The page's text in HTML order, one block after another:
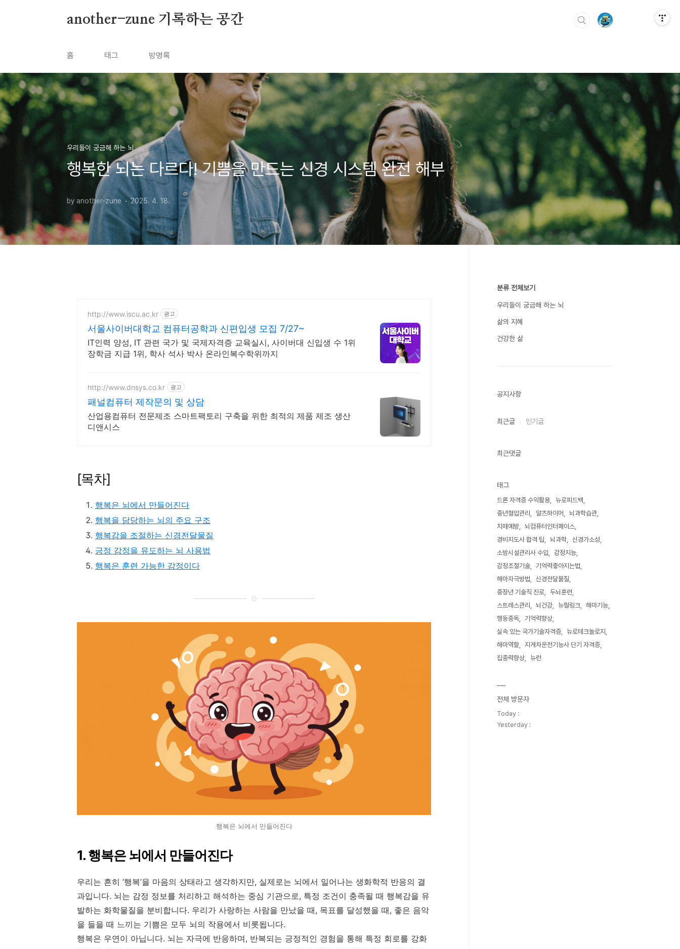
another-zune 기록하는 공간
홈 태그 방명록
우리들이 궁금해 하는 뇌
행복한 뇌는 다르다! 기쁨을 만드는 신경 시스템 완전 해부
by another-zune 2025. 4. 18.
http://www.iscu.ac.kr 광고
서울사이버대학교 컴퓨터공학과 신편입생 모집 7/27~
IT인력 양성, IT 관련 국가 및 국제자격증 교육실시, 사이버대 신입생 수 1위
장학금 지급 1위, 학사 석사 박사 온라인복수학위까지
http://www.dnsys.co.kr 광고
패널컴퓨터 제작문의 및 상담
산업용컴퓨터 전문제조 스마트팩토리 구축을 위한 최적의 제품 제조 생산
디앤시스
[목차]
행복은 뇌에서 만들어진다
행복을 담당하는 뇌의 주요 구조
행복감을 조절하는 신경전달물질
긍정 감정을 유도하는 뇌 사용법
행복은 훈련 가능한 감정이다
행복은 뇌에서 만들어진다
1. 행복은 뇌에서 만들어진다
우리는 흔히 ‘행복’을 마음의 상태라고 생각하지만, 실제로는 뇌에서 일어나는 생화학적 반응의 결
과입니다. 뇌는 감정 정보를 처리하고 해석하는 중심 기관으로, 특정 조건이 충족될 때 행복감을 유
발하는 화학물질을 분비합니다. 우리가 사랑하는 사람을 만났을 때, 목표를 달성했을 때, 좋은 음악
을 들을 때 느끼는 기쁨은 모두 뇌의 작용에서 비롯됩니다.
행복은 우연이 아닙니다. 뇌는 자극에 반응하며, 반복되는 긍정적인 경험을 통해 특정 회로를 강화
분류 전체보기
우리들이 궁금해 하는 뇌
삶의 지혜
건강한 삶
공지사항
최근글 인기글
최근댓글
태그
드론 자격증 수익활용
뉴로피드백
중년혈압관리
알츠하이머
뇌과학습관
치매예방
뇌컴퓨터인터페이스
경비지도사 합격 팁
뇌과학
신경가소성
소방시설관리사 수입
감정지능
감정조절기술
기억력좋아지는법
해마자극방법
신경전달물질
중장년 기술직 진로
두뇌훈련
스트레스관리
뇌건강 뉴럴링크
해마기능
행동중독
기억력향상
실속 있는 국가기술자격증
뉴로테크놀로지
해마역할
지게차운전기능사 단기 자격증
집중력향상
뉴런
전체 방문자
Today :
Yesterday :